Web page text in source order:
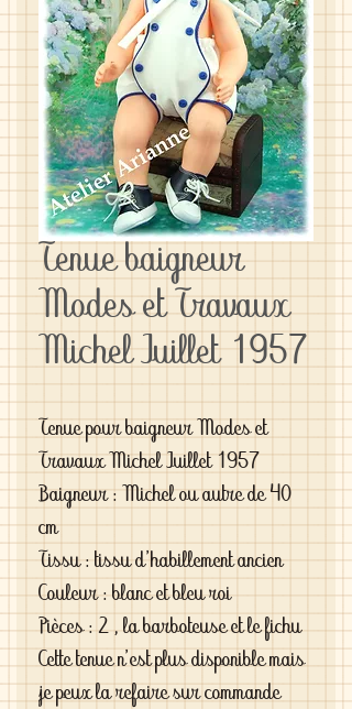
Tenue baigneur
Modes et Travaux
Michel Juillet 1957
Tenue pour baigneur Modes et
Travaux Michel Juillet 1957
Baigneur : Michel ou autre de 40
cm
Tissu : tissu d'habillement ancien
Couleur : blanc et bleu roi
Pièces : 2 , la barboteuse et le fichu
Cette tenue n'est plus disponible mais
je peux la refaire sur commande